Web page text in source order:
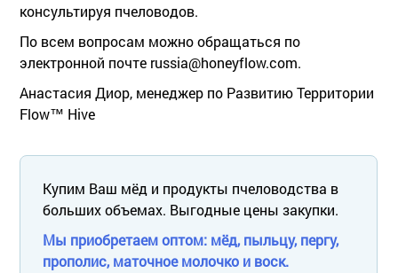
консультируя пчеловодов.
По всем вопросам можно обращаться по
электронной почте russia@honeyflow.com.
Анастасия Диор, менеджер по Развитию Территории
Flow™ Hive
Купим Ваш мёд и продукты пчеловодства в
больших объемах. Выгодные цены закупки.
Мы приобретаем оптом: мёд, пыльцу, пергу,
прополис, маточное молочко и воск.